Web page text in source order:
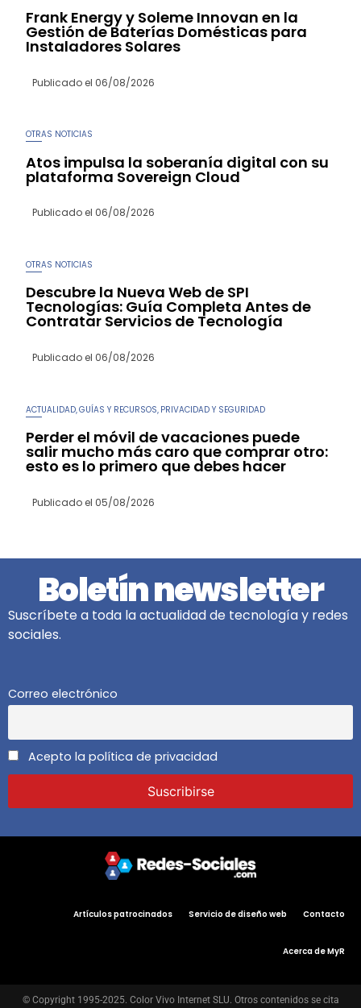
Frank Energy y Soleme Innovan en la
Gestión de Baterías Domésticas para
Instaladores Solares
Publicado el 06/08/2026
OTRAS NOTICIAS
Atos impulsa la soberanía digital con su
plataforma Sovereign Cloud
Publicado el 06/08/2026
OTRAS NOTICIAS
Descubre la Nueva Web de SPI
Tecnologías: Guía Completa Antes de
Contratar Servicios de Tecnología
Publicado el 06/08/2026
ACTUALIDAD ,GUÍAS Y RECURSOS PRIVACIDAD Y SEGURIDAD
Perder el móvil de vacaciones puede
salir mucho más caro que comprar otro:
esto es lo primero que debes hacer
Publicado el 05/08/2026
Boletín newsletter
Suscríbete a toda la actualidad de tecnología y redes
sociales.
Correo electrónico
Acepto la política de privacidad
Artículos patrocinados Servicio de diseño web Contacto
Acerca de MyR
© Copyright 1995-2025. Color Vivo Internet SLU. Otros contenidos se cita